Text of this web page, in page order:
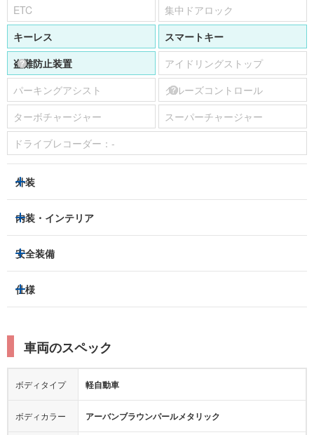
ETC
集中ドアロック
キーレス
スマートキー
盗難防止装置
アイドリングストップ
パーキングアシスト
クルーズコントロール
ターボチャージャー
スーパーチャージャー
ドライブレコーダー： -
外装
HIDヘッドライト
アルミホイール：あり
サンルーフ/ガラスルーフ
ルーフレール
エアロパーツ
ローダウン
内装・インテリア
3列シート
ベンチシート
パワーシート
シートヒーター
カーナビ：-
安全装備
トラクションコントロール
レーンキープアシスト
横滑り防止装置
衝突被害軽減プレーキ
カメラ：バック
エアバッグ：
ダブルエアバッグ
仕様
車両のスペック
ボディタイプ 軽自動車
ボディカラー アーバンブラウンパールメタリック